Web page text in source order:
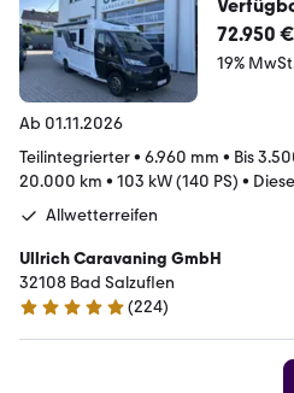
72.950 €
19%
Ab 01.11.2026
Teilintegrierter• 6.960 mm • Bis
20.000 km • 103 kW (140 PS) •
Allwetterreifen
Ullrich Caravaning GmbH
32108 Bad Salzuflen
4.9 Sterne
(224)